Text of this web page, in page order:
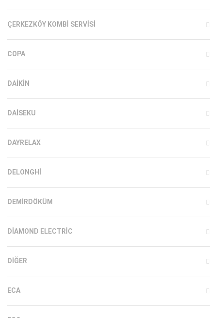
ÇERKEZKÖY KOMBI SERVISI
COPA
DAIKIN
DAISEKU
DAYRELAX
DELONGHI
DEMIRDÖKÜM
DIAMOND ELECTRIC
DIĞER
ECA